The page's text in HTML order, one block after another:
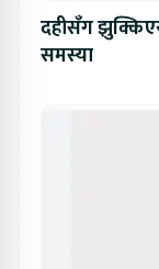
दहीसँग
समस्या